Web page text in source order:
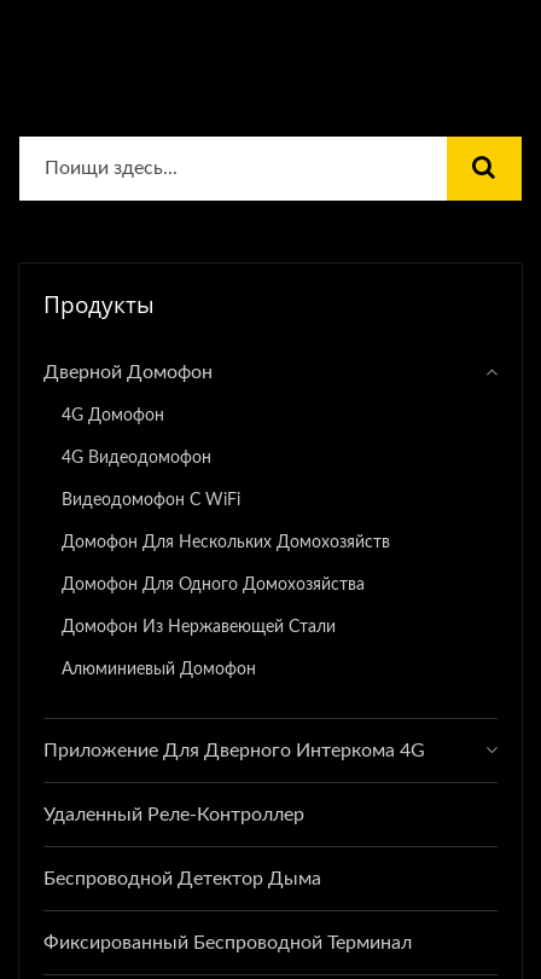
Продукты
Дверной Домофон
4G Домофон
4G Видеодомофон
Видеодомофон С WiFi
Домофон Для Нескольких Домохозяйств
Домофон Для Одного Домохозяйства
Домофон Из Нержавеющей Стали
Алюминиевый Домофон
Приложение Для Дверного Интеркома 4G
Удаленный Реле-Контроллер
Беспроводной Детектор Дыма
Фиксированный Беспроводной Терминал